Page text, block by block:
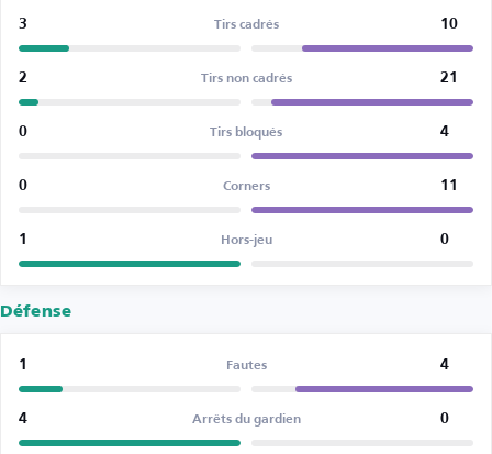
3 Tirs cadrés 10
2 Tirs non cadrés 21
0 Tirs bloqués 4
0 Corners 11
1 Hors-jeu 0
Défense
1 Fautes 4
4 Arrêts du gardien 0